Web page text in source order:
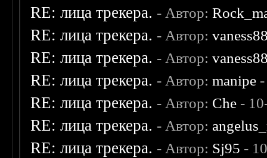
RE: лица трекера. - Автор:
RE: лица трекера. - Автор:
RE: лица трекера. - Автор:
RE: лица трекера. - Автор:manipe
RE: лица трекера. - Автор: Che -
RE: лица трекера. - Автор:
RE: лица трекера. - Автор: Sj95 -